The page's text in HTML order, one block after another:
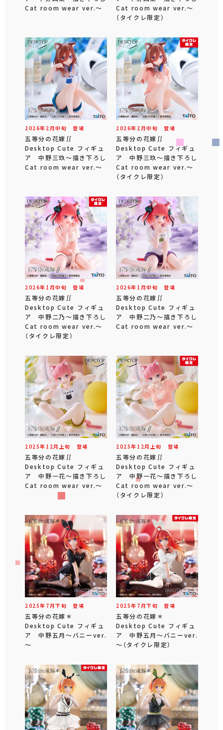
Cat room wear ver.～
Cat room wear ver.～
（タイクレ限定）
2026年 2 月中旬 登場
五等分の花嫁∬
Desktop Cute フィギュ
ア 中野三玖～描き下ろし
Cat room wear ver.～
2026年 2 月中旬 登場
五等分の花嫁∬
Desktop Cute フィギュ
ア 中野三玖～描き下ろし
Cat room wear ver.～
（タイクレ限定）
2026年 1 月中旬 登場
五等分の花嫁∬
Desktop Cute フィギュ
ア 中野二乃～描き下ろし
Cat room wear ver.～
（タイクレ限定）
2026年 1 月中旬 登場
五等分の花嫁∬
Desktop Cute フィギュ
ア 中野二乃～描き下ろし
Cat room wear ver.～
2025年 12 月 上旬 登場
五等分の花嫁∬
Desktop Cute フィギュ
ア 中野一花～描き下ろし
Cat room wear ver.～
2025年 12 月 上旬 登場
五等分の花嫁∬
Desktop Cute フィギュ
ア 中野一花～描き下ろし
Cat room wear ver.～
（タイクレ限定）
2025年 7 月下旬 登場
五等分の花嫁＊
Desktop Cute フィギュ
ア 中野五月～バニーver.
～
2025年 7 月下旬 登場
五等分の花嫁＊
Desktop Cute フィギュ
ア 中野五月～バニーver.
～（タイクレ限定）